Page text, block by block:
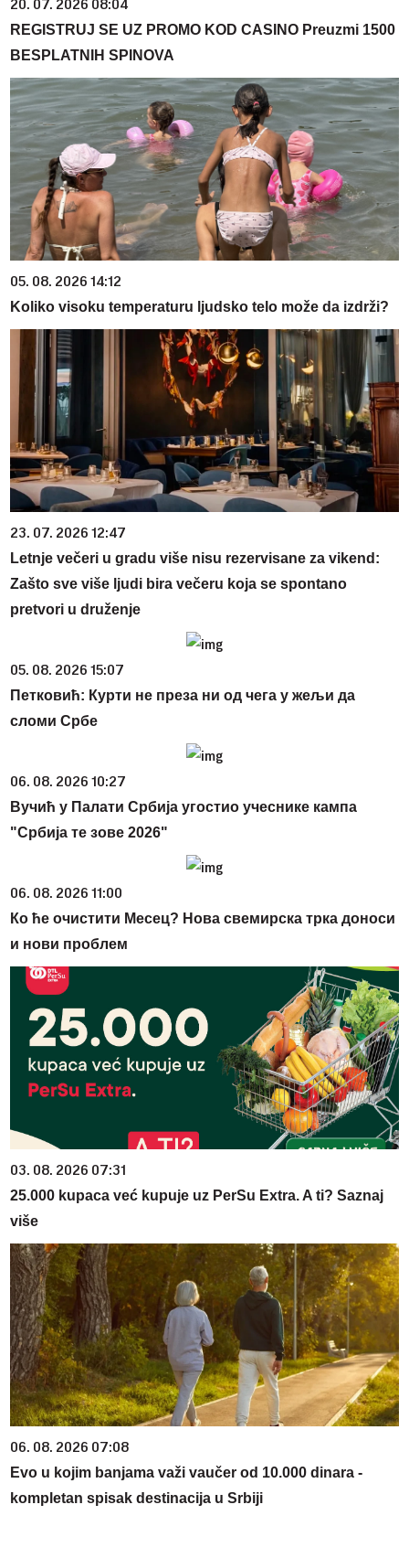
20. 07. 2026 08:04
REGISTRUJ SE UZ PROMO KOD CASINO Preuzmi 1500
BESPLATNIH SPINOVA
05. 08. 2026 14:12
Koliko visoku temperaturu ljudsko telo može da izdrži?
23. 07. 2026 12:47
Letnje večeri u gradu više nisu rezervisane za vikend:
Zašto sve više ljudi bira večeru koja se spontano
pretvori u druženje
05. 08. 2026 15:07
Петковић: Курти не преза ни од чега у жељи да
сломи Србе
06. 08. 2026 10:27
Вучић у Палати Србија угостио учеснике кампа
"Србија те зове 2026"
06. 08. 2026 11:00
Ко ће очистити Mесец? Нова свемирска трка доноси
и нови проблем
03. 08. 2026 07:31
25.000 kupaca već kupuje uz PerSu Extra. A ti? Saznaj
više
06. 08. 2026 07:08
Evo u kojim banjama važi vaučer od 10.000 dinara -
kompletan spisak destinacija u Srbiji